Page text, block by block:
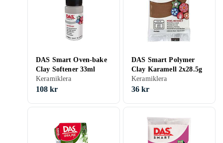
DAS Smart Oven-bake
Clay Softener 33ml
Keramiklera
108 kr
DAS Smart Polymer
Clay Karamell 2x28.5g
Keramiklera
36 kr